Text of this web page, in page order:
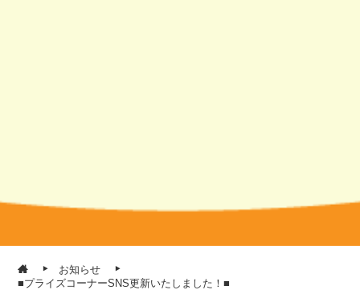
お知らせ
■プライズコーナーSNS更新いたしました！■